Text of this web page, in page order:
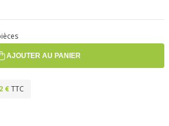
AJOUTER AU PANIER
€TTC